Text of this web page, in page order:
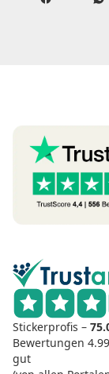
Stickerprofis –
Bewertungen
gut